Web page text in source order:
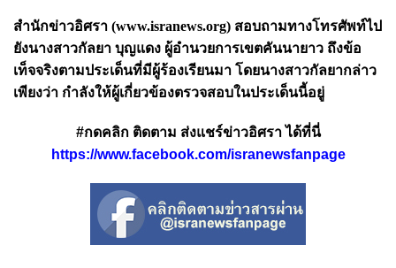
สำนักข่าวอิศรา (www.isranews.org) สอบถามทางโทรศัพท์ไป
ยังนางสาวกัลยา บุญแดง ผู้อำนวยการเขตคันนายาว ถึงข้อ
เท็จจริงตามประเด็นที่มีผู้ร้องเรียนมา โดยนางสาวกัลยากล่าว
เพียงว่า กำลังให้ผู้เกี่ยวข้องตรวจสอบในประเด็นนี้อยู่
#กดคลิก ติดตาม ส่งแชร์ข่าวอิศรา ได้ที่นี่
https://www.facebook.com/isranewsfanpage